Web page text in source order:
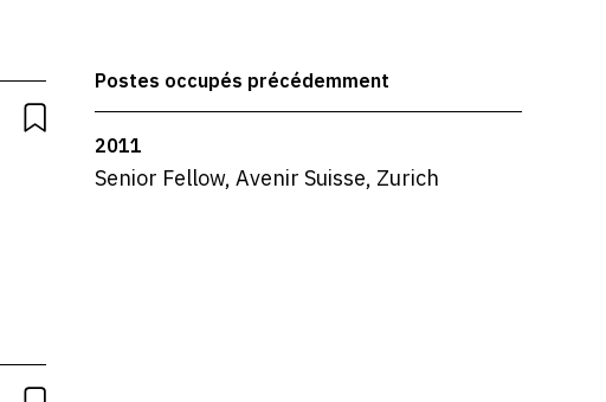
Postes occupés précédemment
2011
Senior Fellow, Avenir Suisse, Zurich